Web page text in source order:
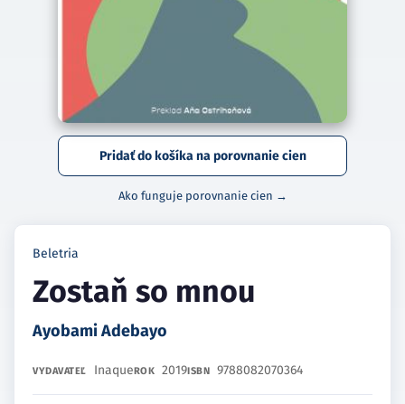
Pridať do košíka na porovnanie cien
Ako funguje porovnanie cien →
Beletria
Zostaň so mnou
Ayobami Adebayo
VYDAVATEĽ InaqueROK 2019ISBN 9788082070364